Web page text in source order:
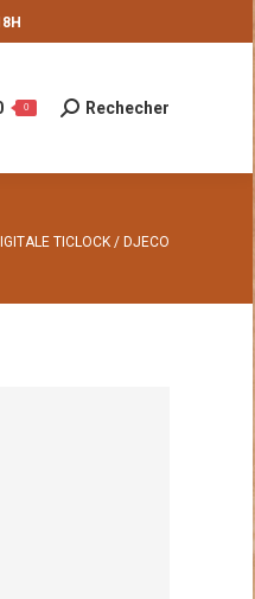
0
Recherche
Rechecher
TICLOCK / DJECO
: